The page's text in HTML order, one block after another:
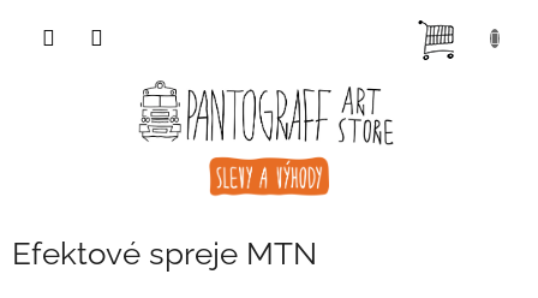
Efektové spreje MTN